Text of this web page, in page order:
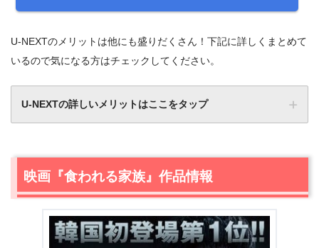
U-NEXTのメリットは他にも盛りだくさん！下記に詳しくまとめて
いるので気になる方はチェックしてください。
U-NEXTの詳しいメリットはここをタップ
映画『食われる家族』作品情報